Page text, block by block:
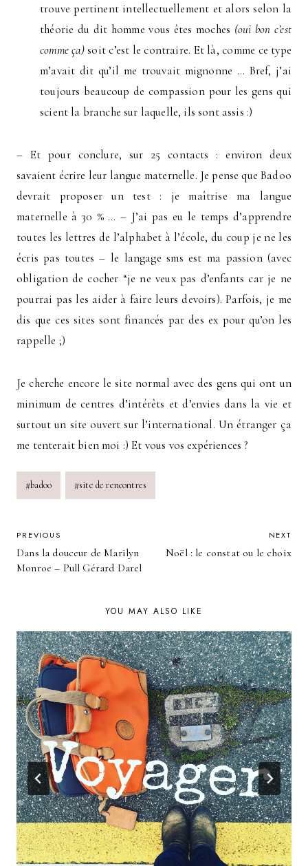
trouve pertinent intellectuellement et alors selon la
théorie du dit homme vous êtes moches (oui bon c’est
comme ça)soit c’est le contraire. Et là, comme ce type
m’avait dit qu’il me trouvait mignonne … Bref, j’ai
toujours beaucoup de compassion pour les gens qui
scient la branche sur laquelle, ils sont assis :)
– Et pour conclure, sur 25 contacts : environ deux
savaient écrire leur langue maternelle. Je pense que Badoo
devrait proposer un test : je maîtrise ma langue
maternelle à 30 % … – J’ai pas eu le temps d’apprendre
toutes les lettres de l’alphabet à l’école, du coup je ne les
écris pas toutes – le langage sms est ma passion (avec
obligation de cocher “je ne veux pas d’enfants car je ne
pourrai pas les aider à faire leurs devoirs). Parfois, je me
dis que ces sites sont financés par des ex pour qu’on les
rappelle ;)
Je cherche encore le site normal avec des gens qui ont un
minimum de centres d’intérêts et d’envies dans la vie et
surtout un site ouvert sur l’international. Un étranger ça
me tenterait bien moi :) Et vous vos expériences ?
Post
Tags:
#badoo #site de rencontres
POST
NAVIGATION
PREVIOUS
Dans la douceur de Marilyn
Monroe – Pull Gérard Darel
NEXT
Noël : le constat ou le choix
YOU MAY ALSO LIKE